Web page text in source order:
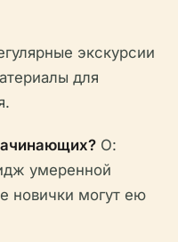
экскурсии
для
О:
умеренной
новички могут ею